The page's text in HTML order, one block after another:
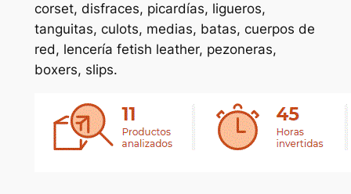
corset, disfraces, picardías, ligueros,
tanguitas, culots, medias, batas, cuerpos de
red, lencería fetish leather, pezoneras,
boxers, slips.